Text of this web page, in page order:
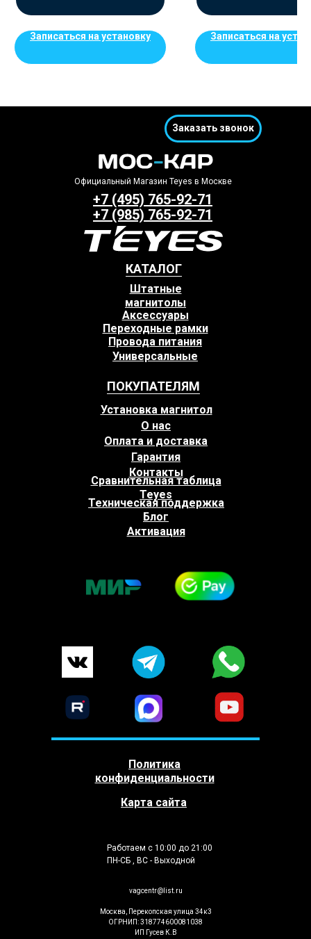
Записаться на установку Записаться на
ПОКУПАТЕЛЯМ
КАТАЛОГ
+7 (495) 765-92-71
+7 (985) 765-92-71
Москва, Перекопская улица 34к3
ОГРНИП: 318774600081038
ИП Гусев К.В
vagcentr@list.ru
Аксессуары
Провода питания
Штатные
магнитолы
Переходные рамки
Работаем с 10:00 до 21:00
ПН-СБ , ВС - Выходной
Заказать звонок
Официальный Магазин Teyes в Москве
Политика
конфиденциальности
Карта сайта
Универсальные
Установка магнитол
Контакты
Сравнительная таблица
Teyes
Блог
Техническая поддержка
Активация
Оплата и доставка
О нас
Гарантия